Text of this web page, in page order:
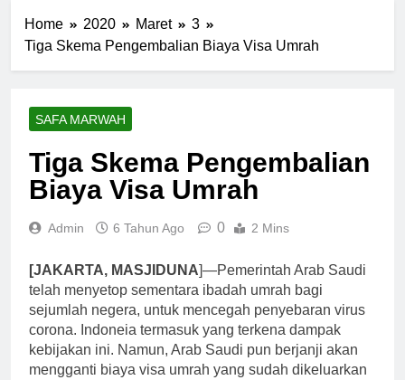
Home 2020 Maret
3
Tiga Skema Pengembalian Biaya Visa Umrah
SAFA MARWAH
Tiga Skema Pengembalian
Biaya Visa Umrah
Admin 6 Tahun Ago 0 2 Mins
[JAKARTA, MASJIDUNA]—Pemerintah Arab Saudi
telah menyetop sementara ibadah umrah bagi
sejumlah negera, untuk mencegah penyebaran virus
corona. Indoneia termasuk yang terkena dampak
kebijakan ini. Namun, Arab Saudi pun berjanji akan
mengganti biaya visa umrah yang sudah dikeluarkan